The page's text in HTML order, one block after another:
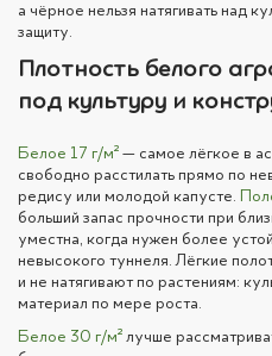
а чёрное нельзя натягивать над
защиту.
Плотность белого
под культуру и
Белое 17 г/м² — самое лёгкое в
свободно расстилать прямо по
редису или молодой капусте.
больший запас прочности при
уместна, когда нужен более
невысокого туннеля. Лёгкие
и не натягивают по растениям:
материал по мере роста.
Белое 30 г/м² лучше